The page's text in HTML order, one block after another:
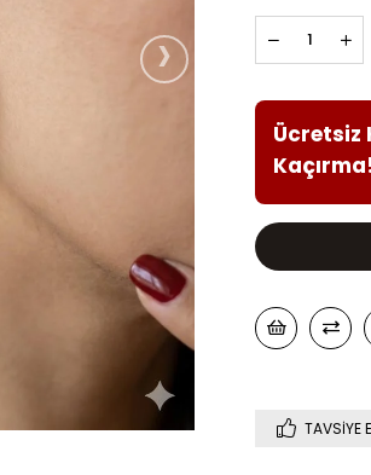
›
Ücretsiz
TAVSIYE